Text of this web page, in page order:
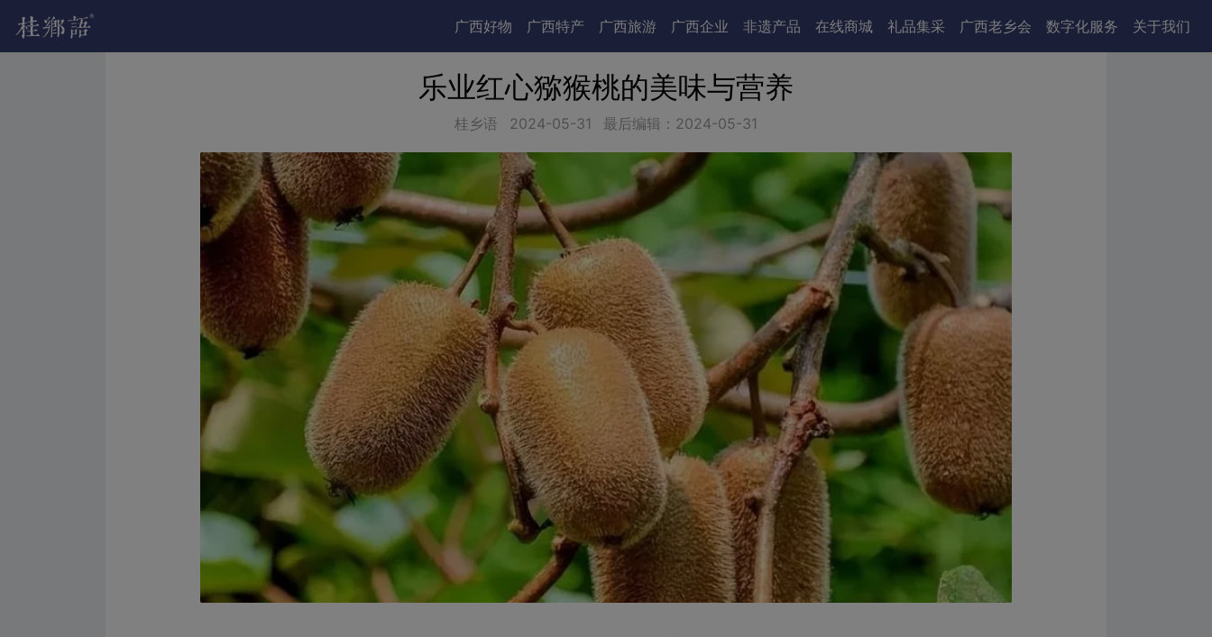
广西好物 广西特产 广西旅游 广西企业 非遗产品 在线商城 礼品集采 广西老乡会 数字化服务 关于我们
乐业红心猕猴桃的美味与营养
桂乡语 2024-05-31 最后编辑：2024-05-31